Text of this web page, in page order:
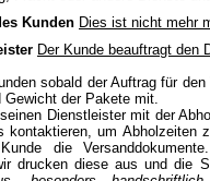
Kunden Dies ist nicht mehr
Der Kunde beauftragt den
sobald der Auftrag für
Gewicht der Pakete mit.
Dienstleister mit der
kontaktieren, um Abholzeiten
die
drucken diese aus und die